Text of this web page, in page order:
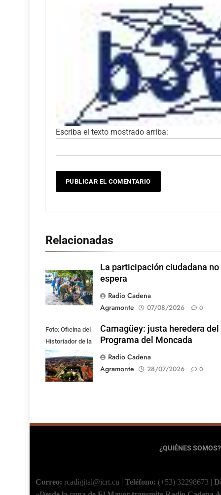
Escriba el texto mostrado arriba:
Relacionadas
La participación ciudadana no
espera
Radio Cadena
Agramonte
07/08/2026 0
Foto: Oficina del
Historiador de la
Ciudad de
Camagüey
Camagüey: justa heredera del
Programa del Moncada
Radio Cadena
Agramonte
28/07/2026 0
¿QUIÉNES SOMOS?
Correo: rcadigital@icrt.cu | Teléfono: (+53) 32298673 |